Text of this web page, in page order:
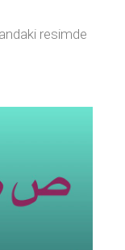
resimde